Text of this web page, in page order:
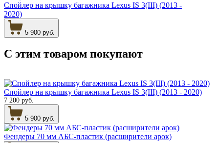
Спойлер на крышку багажника Lexus IS 3(III) (2013 -
2020)
5 900 руб.
С этим товаром покупают
Спойлер на крышку багажника Lexus IS 3(III) (2013 - 2020)
7 200 руб.
5 900 руб.
Фендеры 70 мм АБС-пластик (расширители арок)